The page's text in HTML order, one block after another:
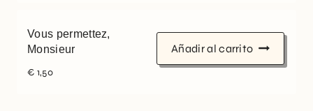
Vous permettez,
Monsieur
€ 1,50
Añadir al carrito